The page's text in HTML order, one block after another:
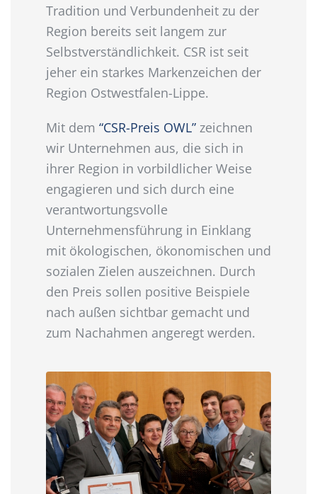
Tradition und Verbundenheit zu der
Region bereits seit langem zur
Selbstverständlichkeit. CSR ist seit
jeher ein starkes Markenzeichen der
Region Ostwestfalen-Lippe.
Mit dem “CSR-Preis OWL” zeichnen
wir Unternehmen aus, die sich in
ihrer Region in vorbildlicher Weise
engagieren und sich durch eine
verantwortungsvolle
Unternehmensführung in Einklang
mit ökologischen, ökonomischen und
sozialen Zielen auszeichnen. Durch
den Preis sollen positive Beispiele
nach außen sichtbar gemacht und
zum Nachahmen angeregt werden.